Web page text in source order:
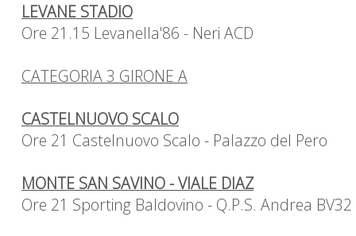
LEVANE STADIO
Ore 21.15 Levanella'86 - Neri ACD
CATEGORIA 3 GIRONE A
CASTELNUOVO SCALO
Ore 21 Castelnuovo Scalo - Palazzo del Pero
MONTE SAN SAVINO - VIALE DIAZ
Ore 21 Sporting Baldovino - Q.P.S. Andrea BV32